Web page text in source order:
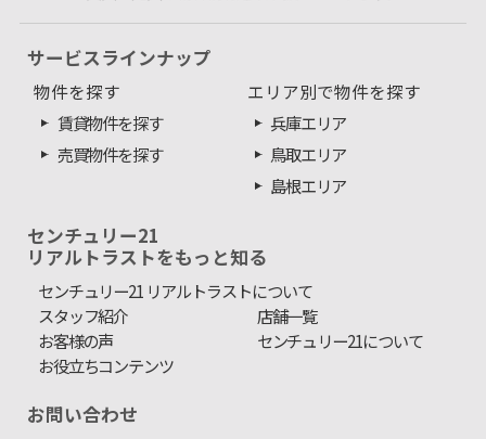
サービスラインナップ
物件を探す
賃貸物件を探す
売買物件を探す
エリア別で物件を探す
兵庫エリア
鳥取エリア
島根エリア
センチュリー21
リアルトラストをもっと知る
センチュリー21 リアルトラストについて
スタッフ紹介
店舗一覧
お客様の声
センチュリー21について
お役立ちコンテンツ
お問い合わせ